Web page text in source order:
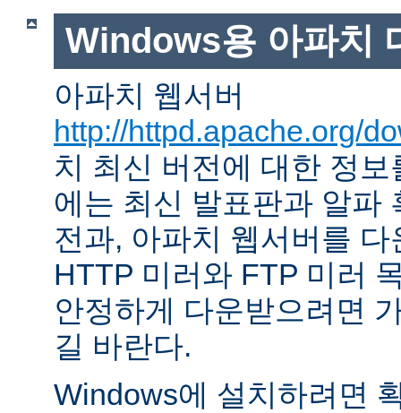
Windows용 아파치
아파치 웹서버
http://httpd.apache.org/
치 최신 버전에 대한 정
에는 최신 발표판과 알파
전과, 아파치 웹서버를
HTTP 미러와 FTP 미러
안정하게 다운받으려면
길 바란다.
Windows에 설치하려면